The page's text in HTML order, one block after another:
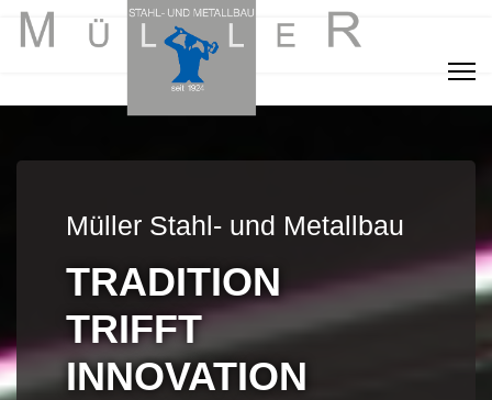
Müller Stahl- und Metallbau
TRADITION
TRIFFT
INNOVATION